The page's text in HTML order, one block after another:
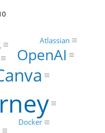
OpenAI
Docker
Atlassian